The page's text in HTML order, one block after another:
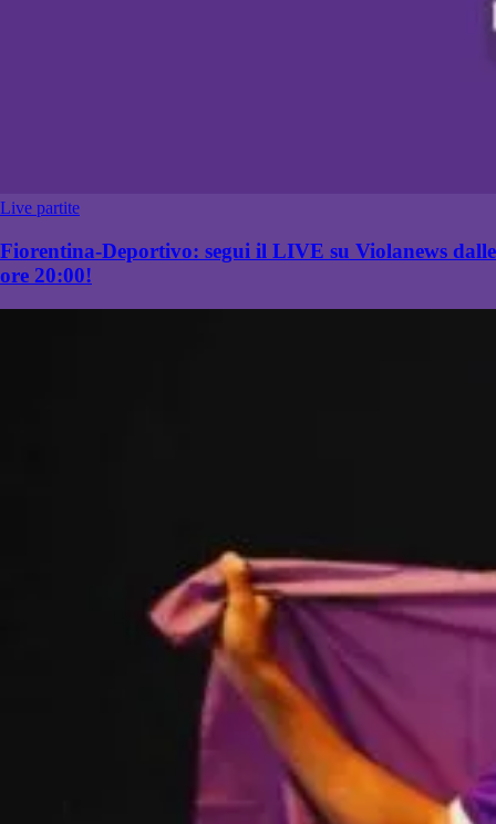
Live partite
Fiorentina-Deportivo: segui il LIVE su Violanews dalle
ore 20:00!